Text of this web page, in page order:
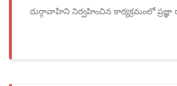
దుర్గావాహిని నిర్వహించిన కార్యక్రమంలో ప్రజ్ఞా